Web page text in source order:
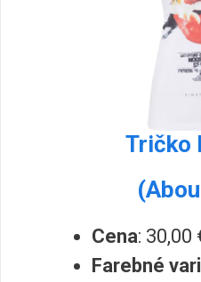
Tričko
Cena: 30,00
Farebné